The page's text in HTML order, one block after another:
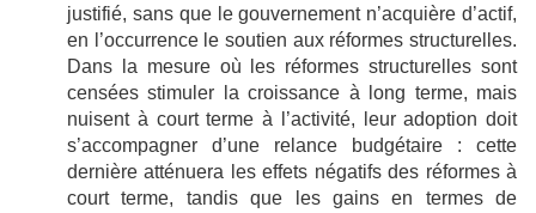
justifié, sans que le gouvernement n’acquière d’actif,
en l’occurrence le soutien aux réformes structurelles.
Dans la mesure où les réformes structurelles sont
censées stimuler la croissance à long terme, mais
nuisent à court terme à l’activité, leur adoption doit
s’accompagner d’une relance budgétaire : cette
dernière atténuera les effets négatifs des réformes à
court terme, tandis que les gains en termes de